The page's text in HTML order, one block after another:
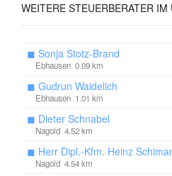
WEITERE STEUERBERATER IM
◼ Sonja Stotz-Brand
Ebhausen 0.09 km
◼ Gudrun Waidelich
Ebhausen 1.01 km
◼ Dieter Schnabel
Nagold 4.52 km
◼ Herr Dipl.-Kfm. Heinz
Nagold 4.54 km